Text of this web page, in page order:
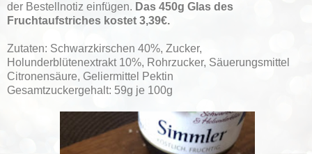
der Bestellnotiz einfügen. Das 450g Glas des
Fruchtaufstriches kostet 3,39€.
Zutaten: Schwarzkirschen 40%, Zucker,
Holunderblütenextrakt 10%, Rohrzucker, Säuerungsmittel
Citronensäure, Geliermittel Pektin
Gesamtzuckergehalt: 59g je 100g